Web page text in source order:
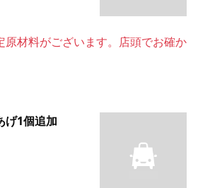
原材料がございます。店頭でお確か
げ1個追加